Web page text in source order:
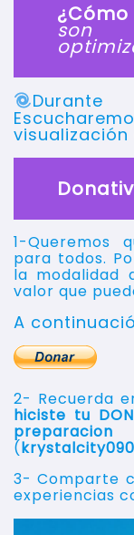
son
1-Queremos
para todos.
la modalidad
valor que
A
2- Recuerda
hiciste tu
(
3-Comparte
experiencias